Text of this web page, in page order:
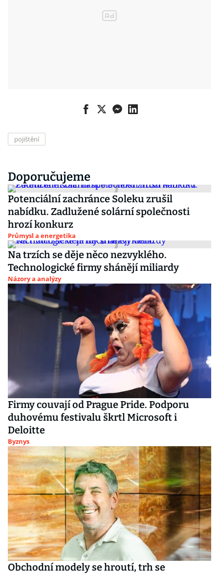
pojištění
Doporučujeme
Potenciální zachránce Soleku zrušil
nabídku. Zadlužené solární společnosti
hrozí konkurz
Průmysl a energetika
Na trzích se děje něco nezvyklého.
Technologické firmy shánějí miliardy
Názory a analýzy
Firmy couvají od Prague Pride. Podporu
duhovému festivalu škrtl Microsoft i
Deloitte
Byznys
Obchodní modely se hroutí, trh se